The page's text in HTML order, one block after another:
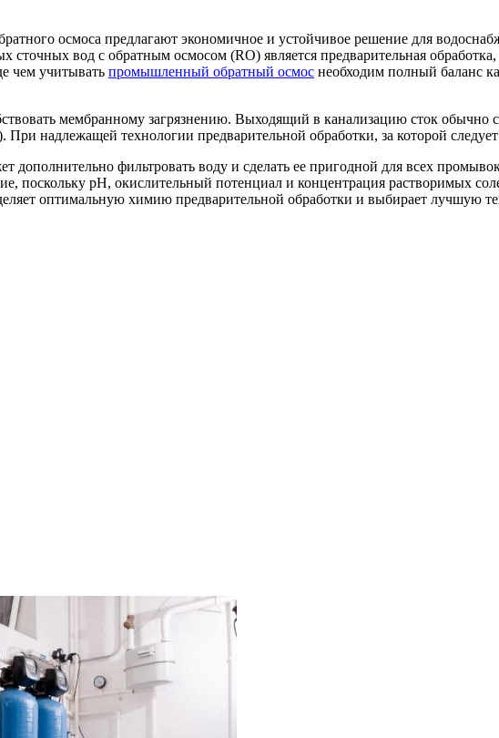
осмоса предлагают экономичное и устойчивое решение для
вод с обратным осмосом (RO) является предварительная
чем учитывать промышленный обратный осмос необходим полный баланс
мембранному загрязнению. Выходящий в канализацию сток обычно
надлежащей технологии предварительной обработки, за которой
дополнительно фильтровать воду и сделать ее пригодной для всех
поскольку pH, окислительный потенциал и концентрация растворимых
оптимальную химию предварительной обработки и выбирает лучшую